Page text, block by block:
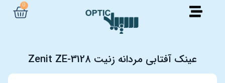
0
عینک آفتابی مردانه زنیت Zenit ZE-3128